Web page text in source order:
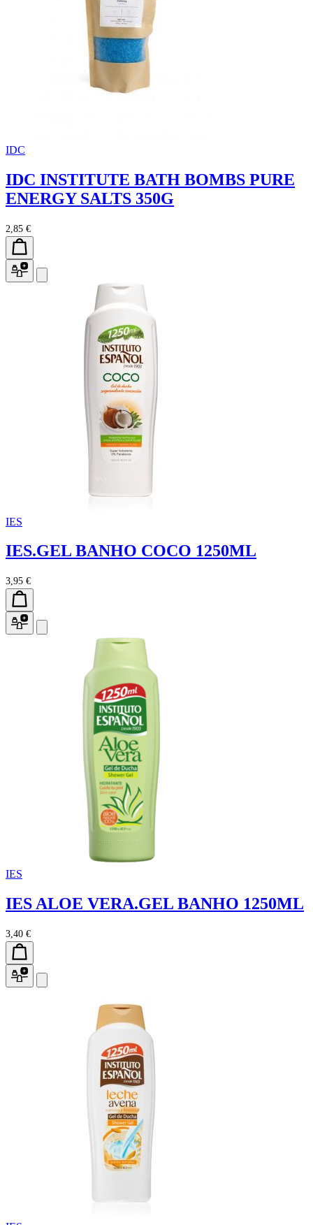
IDC
IDC INSTITUTE BATH BOMBS PURE
ENERGY SALTS 350G
2,85 €
IES
IES.GEL BANHO COCO 1250ML
3,95 €
IES
IES ALOE VERA.GEL BANHO 1250ML
3,40 €